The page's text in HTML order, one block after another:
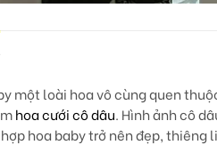
một loài hoa vô cùng quen
hoa cưới cô dâu. Hình ảnh cô
hoa baby trở nên đẹp, thiêng